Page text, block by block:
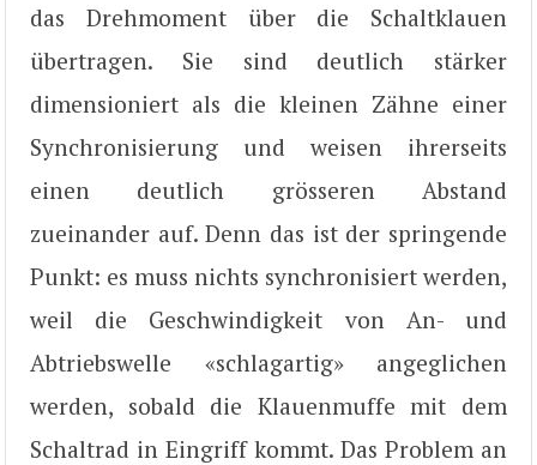
das Drehmoment über die Schaltklauen
übertragen. Sie sind deutlich stärker
dimensioniert als die kleinen Zähne einer
Synchronisierung und weisen ihrerseits
einen deutlich grösseren Abstand
zueinander auf. Denn das ist der springende
Punkt: es muss nichts synchronisiert werden,
weil die Geschwindigkeit von An- und
Abtriebswelle «schlagartig» angeglichen
werden, sobald die Klauenmuffe mit dem
Schaltrad in Eingriff kommt. Das Problem an